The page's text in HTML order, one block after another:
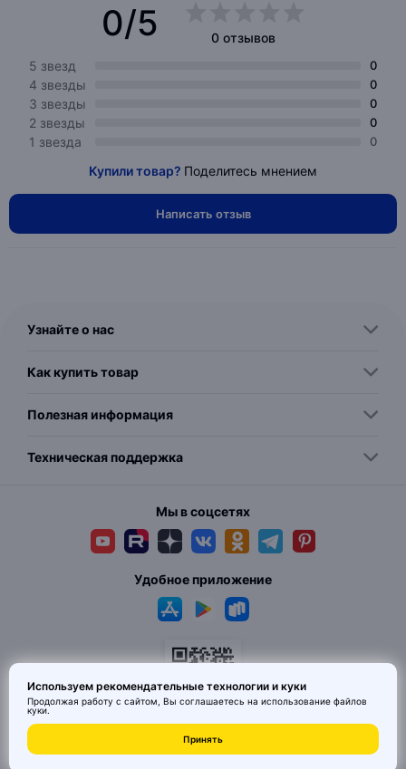
0/5
0 отзывов
5 звезд
0
4 звезды 0
3 звезды 0
2 звезды 0
1 звезда 0
Купили товар? Поделитесь мнением
Написать отзыв
Узнайте о нас
Как купить товар
Полезная информация
Техническая поддержка
Мы в соцсетях
© 2026 MAI HE MAI. Маркетплейс дизайнерских товаров со всего
Китая по ценам заводов. Все права защищены.
Удобное приложение
Используем рекомендательные технологии и куки
Продолжая работу с сайтом, Вы соглашаетесь на использование файлов
куки.
Принять